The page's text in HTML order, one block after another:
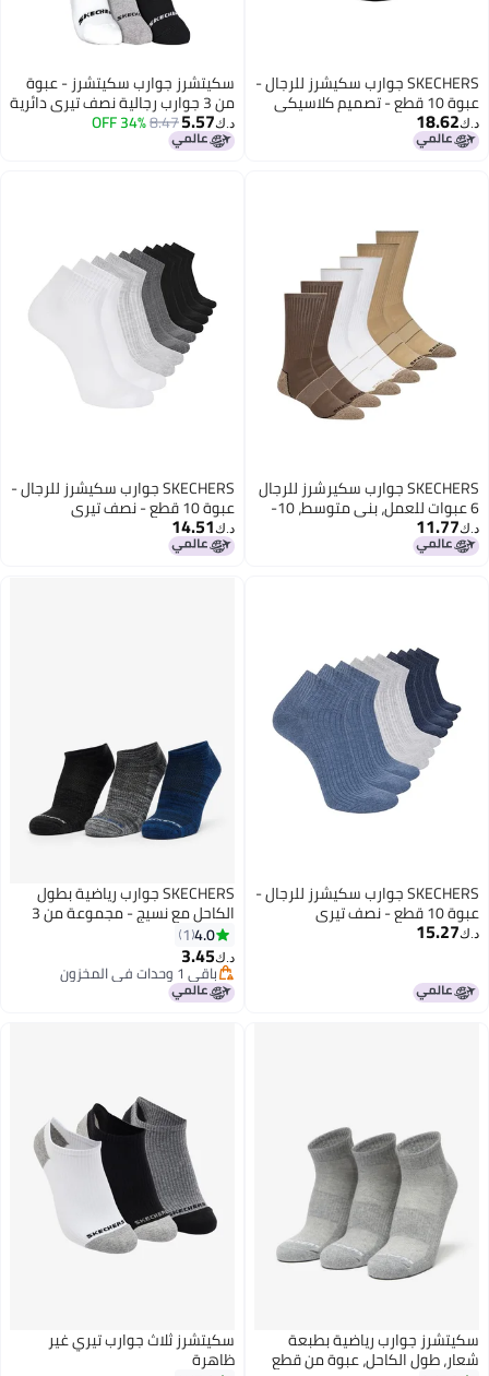
SKECHERS جوارب سكيشرز للرجال -
عبوة 10 قطع - تصميم كلاسيكي
قصير من تيري، مع قاعدة قدم
مريحة ومبطنة
د.ك‏18.62
سكيتشرز جوارب سكيتشرز - عبوة
من 3 جوارب رجالية نصف تيري دائرية
د.ك‏5.57
8.47
34% OFF
SKECHERS جوارب سكيرشرز للرجال
6 عبوات للعمل، بني متوسط، 10-
13
د.ك‏11.77
SKECHERS جوارب سكيشرز للرجال -
عبوة 10 قطع - نصف تيري
كلاسيكية بارتفاع ربع، تصميم مريح
ووسادة قدم مبطنة
د.ك‏14.51
SKECHERS جوارب سكيشرز للرجال -
عبوة 10 قطع - نصف تيري
كلاسيكية بارتفاع ربع الكاحل، تصميم
د.ك‏15.27
SKECHERS جوارب رياضية بطول
الكاحل مع نسيج - مجموعة من 3
4.0
1
د.ك‏3.45
باقي 1 وحدات في المخزون
باقي 1 وحدات في المخزون
سكيتشرز جوارب رياضية بطبعة
شعار، طول الكاحل، عبوة من قطع
سكيتشرز ثلاث جوارب تيري غير
ظاهرة